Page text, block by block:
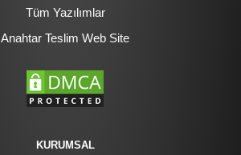
Tüm Yazılımlar
Anahtar Teslim Web Site
KURUMSAL